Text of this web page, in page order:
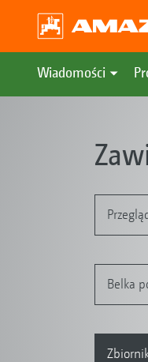
Wiadomości
Belka